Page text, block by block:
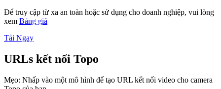
Để truy cập từ xa an toàn hoặc sử dụng cho doanh nghiệp, vui lòng
xem Bảng giá
Tải Ngay
URLs kết nối Topo
Mẹo: Nhấp vào một mô hình để tạo URL kết nối video cho camera